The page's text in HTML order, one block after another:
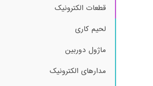
قطعات الکترونیک
لحیم کاری
ماژول دوربین
مدارهای الکترونیک